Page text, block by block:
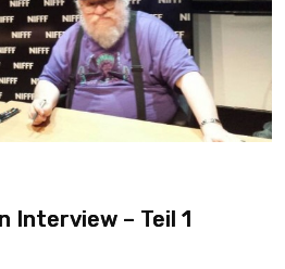
Interview – Teil 1